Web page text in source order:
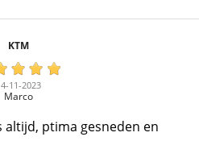
KTM
11-2023
Marco
altijd, ptima gesneden en